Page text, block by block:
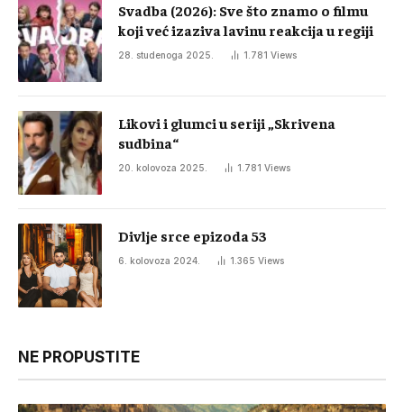
Svadba (2026): Sve što znamo o filmu
koji već izaziva lavinu reakcija u regiji
28. studenoga 2025. 1.781 Views
Likovi i glumci u seriji „Skrivena
sudbina“
20. kolovoza 2025. 1.781 Views
Divlje srce epizoda 53
6. kolovoza 2024. 1.365 Views
NE PROPUSTITE